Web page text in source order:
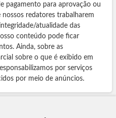
pagamento para aprovação ou
nossos redatores trabalharem
atualidade das
conteúdo pode ficar
Ainda, sobre as
sobre o que é exibido em
por serviços
por meio de anúncios.